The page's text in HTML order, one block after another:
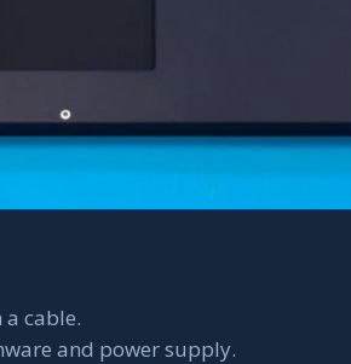
cable.
and power supply.